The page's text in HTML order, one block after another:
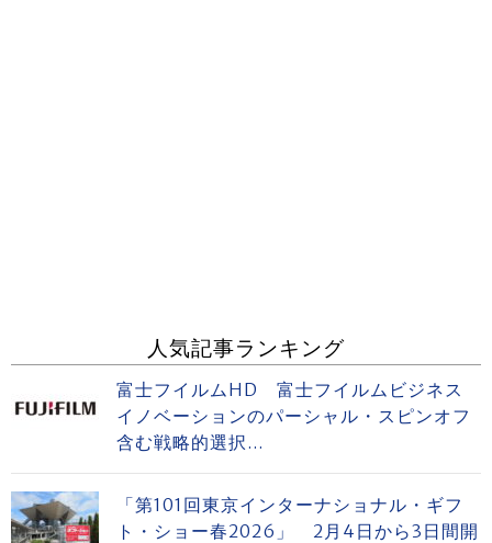
人気記事ランキング
富士フイルムHD 富士フイルムビジネス
イノベーションのパーシャル・スピンオフ
含む戦略的選択...
「第101回東京インターナショナル・ギフ
ト・ショー春2026」 2月4日から3日間開